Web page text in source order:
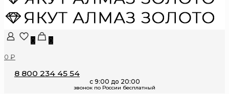
0
0
0 ₽
8 800 234 45 54